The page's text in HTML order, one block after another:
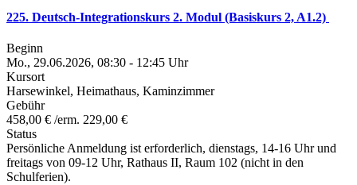
225. Deutsch-Integrationskurs 2. Modul (Basiskurs 2, A1.2)
Beginn
Mo., 29.06.2026, 08:30 - 12:45 Uhr
Kursort
Harsewinkel, Heimathaus, Kaminzimmer
Gebühr
458,00 € /erm. 229,00 €
Status
Persönliche Anmeldung ist erforderlich, dienstags, 14-16 Uhr und
freitags von 09-12 Uhr, Rathaus II, Raum 102 (nicht in den
Schulferien).